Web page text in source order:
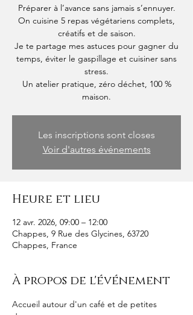
Préparer à l’avance sans jamais s’ennuyer.
On cuisine 5 repas végétariens complets,
créatifs et de saison.
Je te partage mes astuces pour gagner du
temps, éviter le gaspillage et cuisiner sans
stress.
Un atelier pratique, zéro déchet, 100 %
maison.
Les inscriptions sont closes
Voir d'autres événements
Heure et lieu
12 avr. 2026, 09:00 – 12:00
Chappes, 9 Rue des Glycines, 63720
Chappes, France
À propos de l'événement
Accueil autour d'un café et de petites